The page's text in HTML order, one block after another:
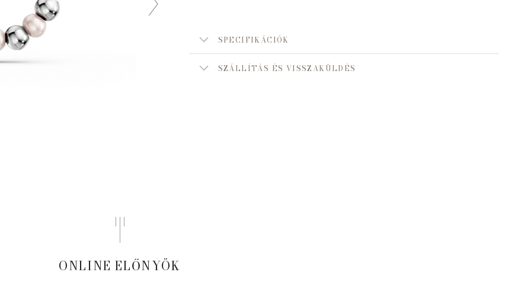
SPECIFIKÁCIÓK
SZÁLLÍTÁS ÉS VISSZAKÜLDÉS
ONLINE ELŐNYÖK